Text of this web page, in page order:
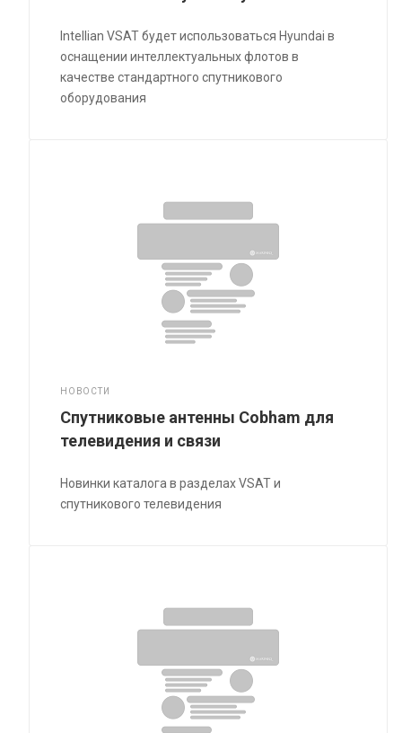
Intellian VSAT будет использоваться Hyundai в
оснащении интеллектуальных флотов в
качестве стандартного спутникового
оборудования
НОВОСТИ
Спутниковые антенны Cobham для
телевидения и связи
Новинки каталога в разделах VSAT и
спутникового телевидения